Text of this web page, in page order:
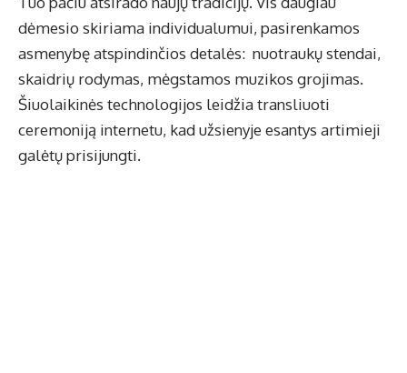
dėmesio skiriama individualumui, pasirenkamos
asmenybę atspindinčios detalės: nuotraukų stendai,
skaidrių rodymas, mėgstamos muzikos grojimas.
Šiuolaikinės technologijos leidžia transliuoti
ceremoniją internetu, kad užsienyje esantys artimieji
galėtų prisijungti.